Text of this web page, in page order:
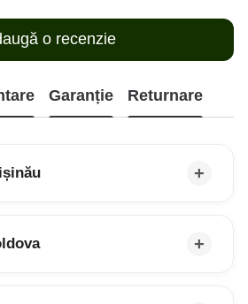
o recenzie
Garanție Returnare